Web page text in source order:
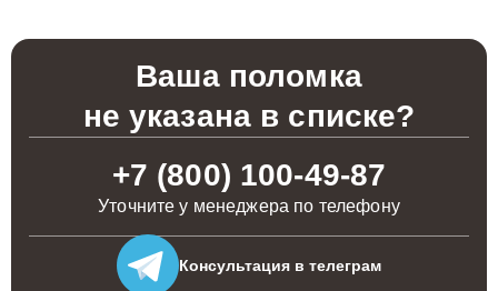
Ваша поломка
не указана в списке?
+7 (800) 100-49-87
Уточните у менеджера по телефону
Консультация в телеграм